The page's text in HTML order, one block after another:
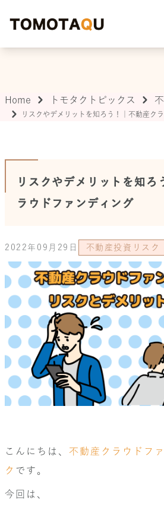
Home トモタクトピックス
リスクやデメリットを知ろう！｜不動産ク
リスクやデメリットを知ろ
ラウドファンディング
2022年09月29日 不動産投資リスク
こんにちは、 不動産クラウドフ
ク です。
今回は、